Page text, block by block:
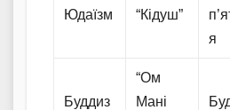
Юдаїзм “Кідуш”
я
Буддиз
“Ом
Мані